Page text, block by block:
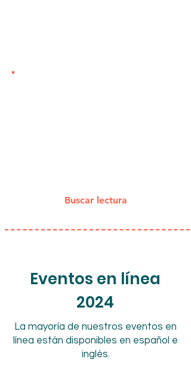
Buscar lectura
Eventos en línea
2024
La mayoría de nuestros eventos en
línea están disponibles en español e
inglés.